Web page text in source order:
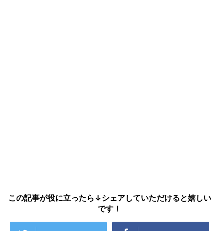
この記事が役に立ったら↓シェアしていただけると嬉しい
です！